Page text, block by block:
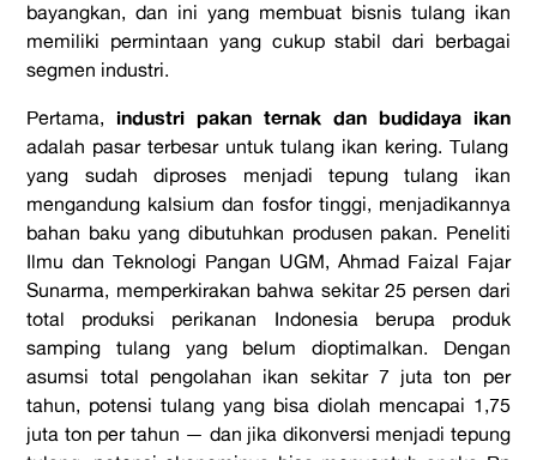
bayangkan, dan ini yang membuat bisnis tulang ikan
memiliki permintaan yang cukup stabil dari berbagai
segmen industri.
Pertama, industri pakan ternak dan budidaya ikan
adalah pasar terbesar untuk tulang ikan kering. Tulang
yang sudah diproses menjadi tepung tulang ikan
mengandung kalsium dan fosfor tinggi, menjadikannya
bahan baku yang dibutuhkan produsen pakan. Peneliti
Ilmu dan Teknologi Pangan UGM, Ahmad Faizal Fajar
Sunarma, memperkirakan bahwa sekitar 25 persen dari
total produksi perikanan Indonesia berupa produk
samping tulang yang belum dioptimalkan. Dengan
asumsi total pengolahan ikan sekitar 7 juta ton per
tahun, potensi tulang yang bisa diolah mencapai 1,75
juta ton per tahun — dan jika dikonversi menjadi tepung